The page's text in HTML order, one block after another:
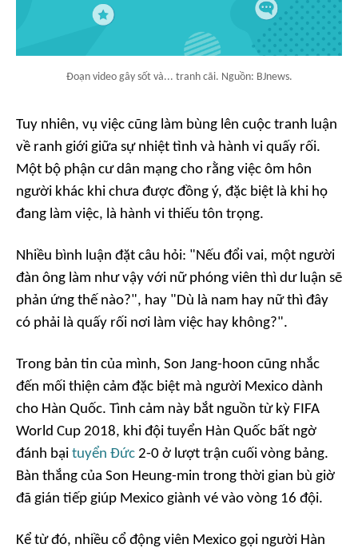
Đoạn video gây sốt và... tranh cãi. Nguồn: BJnews.
Tuy nhiên, vụ việc cũng làm bùng lên cuộc tranh luận
về ranh giới giữa sự nhiệt tình và hành vi quấy rối.
Một bộ phận cư dân mạng cho rằng việc ôm hôn
người khác khi chưa được đồng ý, đặc biệt là khi họ
đang làm việc, là hành vi thiếu tôn trọng.
Nhiều bình luận đặt câu hỏi: "Nếu đổi vai, một người
đàn ông làm như vậy với nữ phóng viên thì dư luận sẽ
phản ứng thế nào?", hay "Dù là nam hay nữ thì đây
có phải là quấy rối nơi làm việc hay không?".
Trong bản tin của mình, Son Jang-hoon cũng nhắc
đến mối thiện cảm đặc biệt mà người Mexico dành
cho Hàn Quốc. Tình cảm này bắt nguồn từ kỳ FIFA
World Cup 2018, khi đội tuyển Hàn Quốc bất ngờ
đánh bại tuyển Đức 2-0 ở lượt trận cuối vòng bảng.
Bàn thắng của Son Heung-min trong thời gian bù giờ
đã gián tiếp giúp Mexico giành vé vào vòng 16 đội.
Kể từ đó, nhiều cổ động viên Mexico gọi người Hàn